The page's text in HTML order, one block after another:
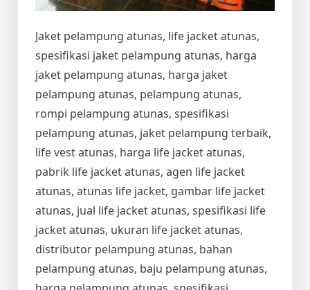
Jaket pelampung atunas, life jacket atunas,
spesifikasi jaket pelampung atunas, harga
jaket pelampung atunas, harga jaket
pelampung atunas, pelampung atunas,
rompi pelampung atunas, spesifikasi
pelampung atunas, jaket pelampung terbaik,
life vest atunas, harga life jacket atunas,
pabrik life jacket atunas, agen life jacket
atunas, atunas life jacket, gambar life jacket
atunas, jual life jacket atunas, spesifikasi life
jacket atunas, ukuran life jacket atunas,
distributor pelampung atunas, bahan
pelampung atunas, baju pelampung atunas,